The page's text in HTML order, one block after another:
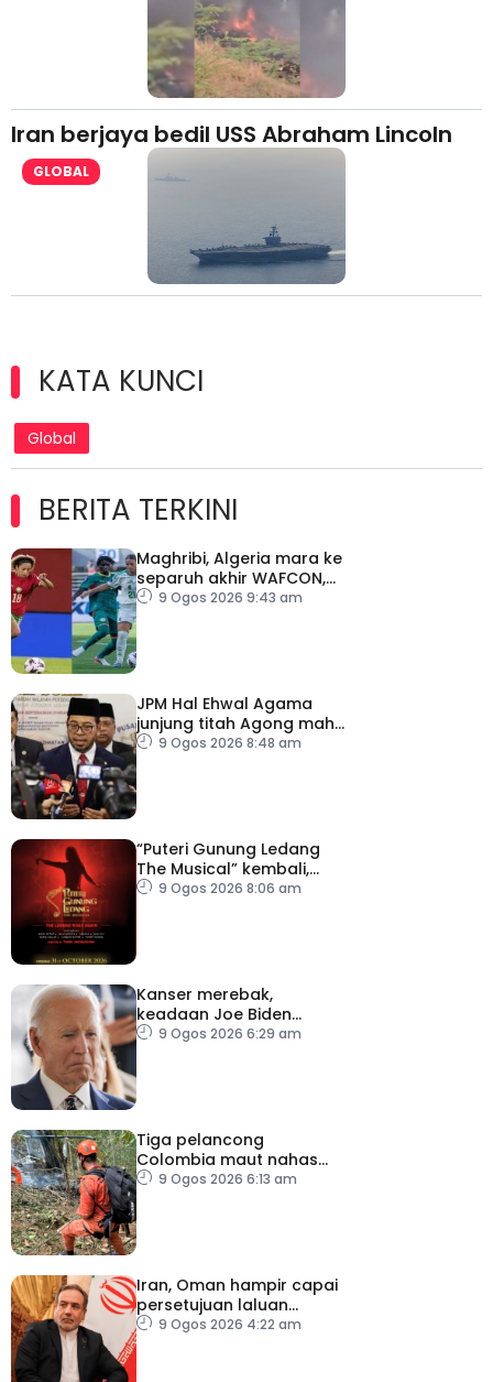
Iran berjaya bedil USS Abraham Lincoln
GLOBAL
KATA KUNCI
Global
BERITA TERKINI
Maghribi, Algeria mara ke
separuh akhir WAFCON,
layak ke Piala Dunia
9 Ogos 2026 9:43 am
JPM Hal Ehwal Agama
junjung titah Agong mahu
RCI TH dijalan tanpa
9 Ogos 2026 8:48 am
“Puteri Gunung Ledang
The Musical” kembali,
tiket mula dijual
9 Ogos 2026 8:06 am
Kanser merebak,
keadaan Joe Biden
semakin serius
9 Ogos 2026 6:29 am
Tiga pelancong
Colombia maut nahas
helikopter di Rio de
9 Ogos 2026 6:13 am
Iran, Oman hampir capai
persetujuan laluan
sementara Selat Hormuz
9 Ogos 2026 4:22 am